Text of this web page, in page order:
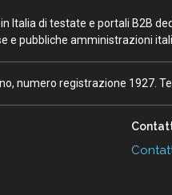
Italia di testate e portali B2B
e pubbliche amministrazioni
numero registrazione 1927.